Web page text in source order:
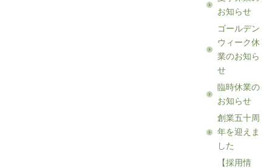
お知らせ
ゴールデン
ウィーク休
業のお知ら
せ
臨時休業の
お知らせ
創業五十周
年を迎えま
した
【採用情